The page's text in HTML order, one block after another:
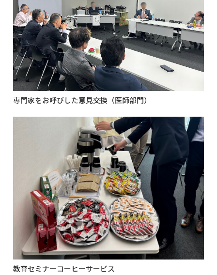
専門家をお呼びした意見交換（医師部門）
教育セミナーコーヒーサービス